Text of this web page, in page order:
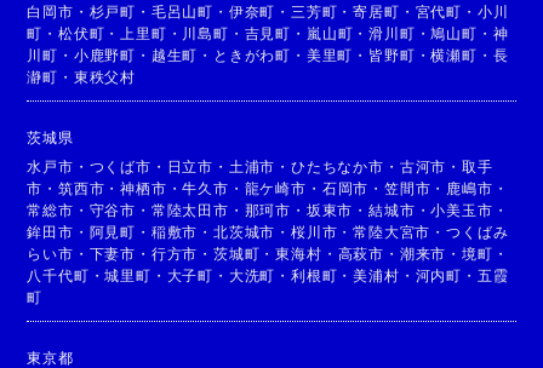
白岡市 ・ 杉戸町 ・ 毛呂山町 ・ 伊奈町 ・ 三芳町 ・寄居町 ・ 宮代町 ・ 小川
町 ・松伏町 ・ 上里町 ・ 川島町 ・ 吉見町 ・ 嵐山町 ・滑川町 ・鳩山町 ・ 神
川町 ・ 小鹿野町 ・ 越生町 ・ ときがわ町 ・ 美里町 ・ 皆野町 ・横瀬町 ・ 長
瀞町 ・ 東秩父村
茨城県
水戸市 ・ つくば市 ・ 日立市 ・ 土浦市 ・ひたちなか市 ・ 古河市 ・ 取手
市 ・筑西市 ・神栖市 ・牛久市 ・ 龍ケ崎市 ・ 石岡市 ・ 笠間市 ・ 鹿嶋市 ・
常総市 ・ 守谷市 ・ 常陸太田市 ・ 那珂市 ・ 坂東市 ・結城市 ・小美玉市 ・
鉾田市 ・ 阿見町 ・ 稲敷市 ・北茨城市 ・桜川市 ・常陸大宮市 ・つくばみ
らい市 ・ 下妻市 ・ 行方市 ・茨城町 ・東海村 ・ 高萩市 ・ 潮来市 ・ 境町 ・
八千代町 ・城里町 ・ 大子町 ・ 大洗町 ・利根町 ・美浦村 ・ 河内町 ・ 五霞
町
東京都